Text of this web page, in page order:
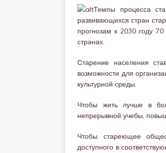
Темпы процесса
развивающихся стран
прогнозам к 2030 году
странах.
Старение населения
возможности для
культурной среды.
Чтобы жить лучше в
непрерывной учебы,
Чтобы стареющее
доступного в